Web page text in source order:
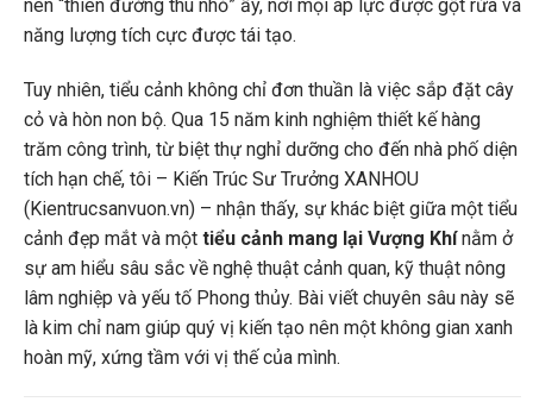
nên “thiên đường thu nhỏ” ấy, nơi mọi áp lực được gột rửa và
năng lượng tích cực được tái tạo.
Tuy nhiên, tiểu cảnh không chỉ đơn thuần là việc sắp đặt cây
cỏ và hòn non bộ. Qua 15 năm kinh nghiệm thiết kế hàng
trăm công trình, từ biệt thự nghỉ dưỡng cho đến nhà phố diện
tích hạn chế, tôi – Kiến Trúc Sư Trưởng XANHOU
(Kientrucsanvuon.vn) – nhận thấy, sự khác biệt giữa một tiểu
cảnh đẹp mắt và một tiểu cảnh mang lại Vượng Khínằm ở
sự am hiểu sâu sắc về nghệ thuật cảnh quan, kỹ thuật nông
lâm nghiệp và yếu tố Phong thủy. Bài viết chuyên sâu này sẽ
là kim chỉ nam giúp quý vị kiến tạo nên một không gian xanh
hoàn mỹ, xứng tầm với vị thế của mình.